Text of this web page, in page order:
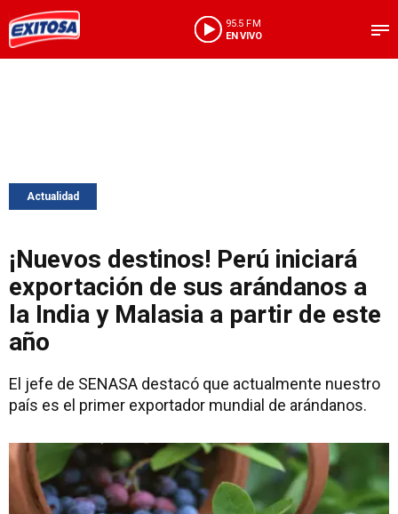
95.5 FM
EN VIVO
Actualidad
¡Nuevos destinos! Perú iniciará
exportación de sus arándanos a
la India y Malasia a partir de este
año
El jefe de SENASA destacó que actualmente nuestro
país es el primer exportador mundial de arándanos.